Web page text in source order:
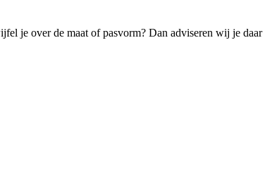
je over de maat of pasvorm? Dan adviseren wij je daar